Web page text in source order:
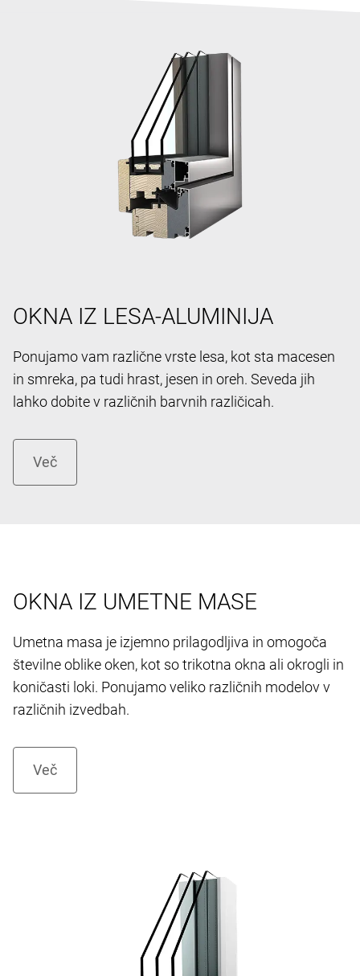
OKNA IZ LESA-ALUMINIJA
Ponujamo vam različne vrste lesa, kot sta macesen
in smreka, pa tudi hrast, jesen in oreh. Seveda jih
lahko dobite v različnih barvnih različicah.
OKNA IZ UMETNE MASE
Umetna masa je izjemno prilagodljiva in omogoča
številne oblike oken, kot so trikotna okna ali okrogli in
koničasti loki. Ponujamo veliko različnih modelov v
različnih izvedbah.